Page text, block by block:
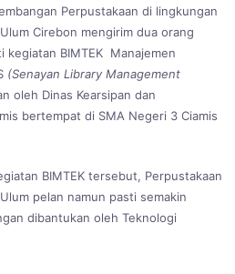
Perpustakaan di lingkungan
Cirebon mengirim dua orang
BIMTEK Manajemen
(Senayan Library Management
oleh Dinas Kearsipan dan
bertempat di SMA Negeri 3 Ciamis
BIMTEK tersebut, Perpustakaan
pelan namun pasti semakin
dibantukan oleh Teknologi